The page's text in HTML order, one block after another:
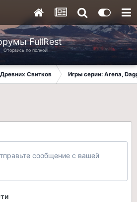
FullRest
Оторвись по полной!
Свитков Игры серии: Arena,
сообщение с вашей